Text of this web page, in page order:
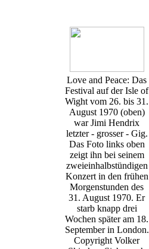
Love and Peace: Das
Festival auf der Isle of
Wight vom 26. bis 31.
August 1970 (oben)
war Jimi Hendrix
letzter - grosser - Gig.
Das Foto links oben
zeigt ihn bei seinem
zweieinhalbstündigen
Konzert in den frühen
Morgenstunden des
31. August 1970. Er
starb knapp drei
Wochen später am 18.
September in London.
Copyright Volker